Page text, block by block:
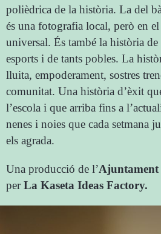
polièdrica de la història. La del
és una fotografia local, però en
universal. És també la història de
esports i de tants pobles. La
lluita, empoderament, sostres
comunitat. Una història d’èxit
l’escola i que arriba fins a
nenes i noies que cada setmana
els agrada.
Una producció de l’Ajuntament
perLa Kaseta Ideas Factory.